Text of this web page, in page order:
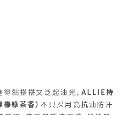
黏搭搭又泛起油光， ALLIE持
綠茶香） 不只採用高抗油防汗